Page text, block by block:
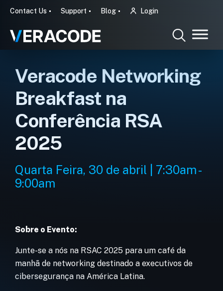
Contact Us Support Blog Login
Veracode Networking
Breakfast na
Conferência RSA
2025
Quarta Feira, 30 de abril | 7:30am -
9:00am
Sobre o Evento:
Junte-se a nós na RSAC 2025 para um café da
manhã de networking destinado a executivos de
cibersegurança na América Latina.